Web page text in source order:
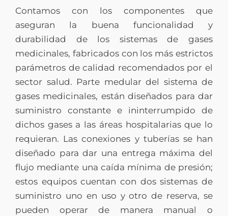
Contamos con los componentes que
aseguran la buena funcionalidad y
durabilidad de los sistemas de gases
medicinales, fabricados con los más estrictos
parámetros de calidad recomendados por el
sector salud. Parte medular del sistema de
gases medicinales, están diseñados para dar
suministro constante e ininterrumpido de
dichos gases a las áreas hospitalarias que lo
requieran. Las conexiones y tuberías se han
diseñado para dar una entrega máxima del
flujo mediante una caída mínima de presión;
estos equipos cuentan con dos sistemas de
suministro uno en uso y otro de reserva, se
pueden operar de manera manual o